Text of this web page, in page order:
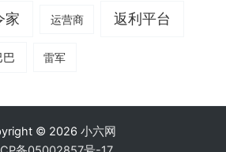
家 运营商 返利平台
巴 雷军
© 2026 小六网